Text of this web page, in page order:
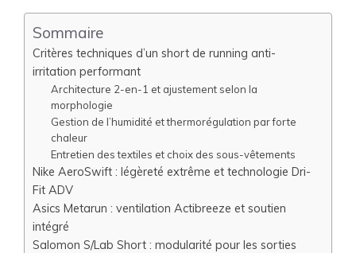
Sommaire
Critères techniques d’un short de running anti-
irritation performant
Architecture 2-en-1 et ajustement selon la
morphologie
Gestion de l’humidité et thermorégulation par forte
chaleur
Entretien des textiles et choix des sous-vêtements
Nike AeroSwift : légèreté extrême et technologie Dri-
Fit ADV
Asics Metarun : ventilation Actibreeze et soutien
intégré
Salomon S/Lab Short : modularité pour les sorties